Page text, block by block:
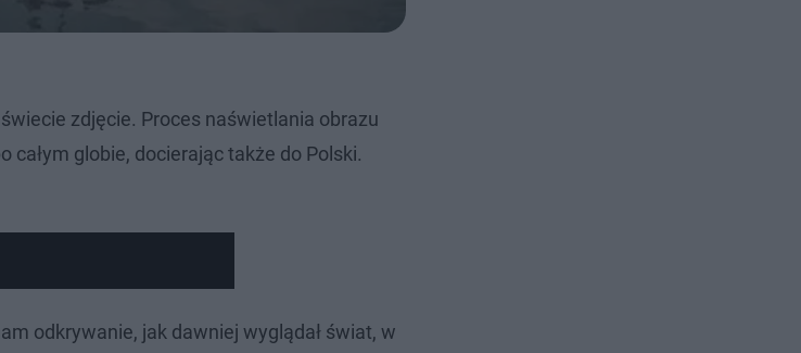
zdjęcie. Proces naświetlania obrazu
całym globie, docierając także do Polski.
odkrywanie, jak dawniej wyglądał świat, w